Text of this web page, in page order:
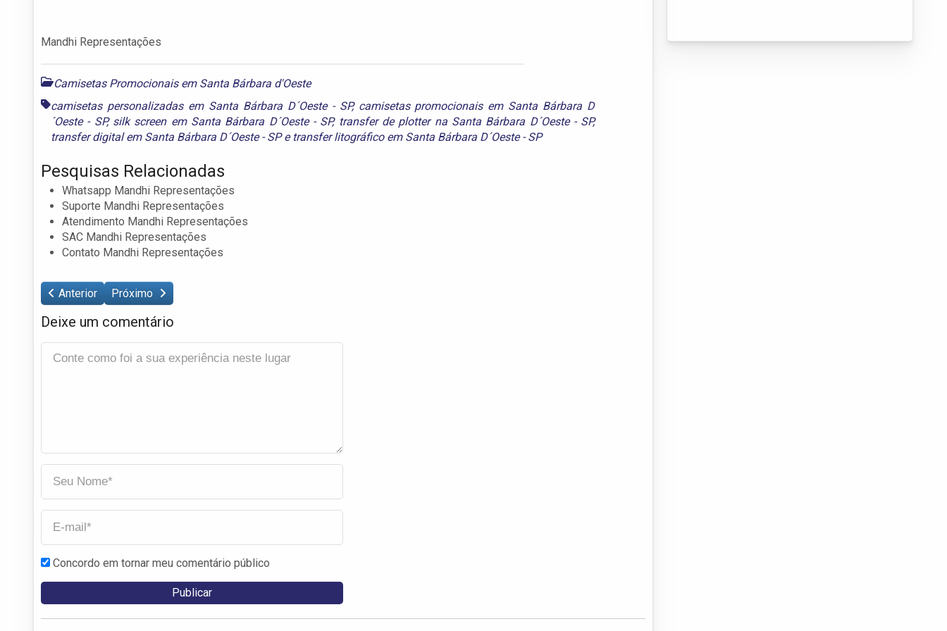
Mandhi Representações
Camisetas Promocionais em Santa Bárbara d'Oeste
camisetas personalizadas em Santa Bárbara D´Oeste - SP, camisetas promocionais em Santa Bárbara D
´Oeste - SP, silk screen em Santa Bárbara D´Oeste - SP, transfer de plotter na Santa Bárbara D´Oeste - SP,
transfer digital em Santa Bárbara D´Oeste - SPe transfer litográfico em Santa Bárbara D´Oeste - SP
Pesquisas Relacionadas
Whatsapp Mandhi Representações
Suporte Mandhi Representações
Atendimento Mandhi Representações
SAC Mandhi Representações
Contato Mandhi Representações
Anterior Próximo
Deixe um comentário
Concordo em tornar meu comentário público